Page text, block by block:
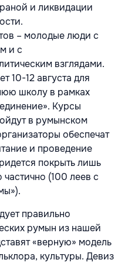
и ликвидации
– молодые люди с
и с
взглядами.
10-12 августа для
школу в рамках
Курсы
в румынском
обеспечат
и проведение
покрыть лишь
(100 леев с
правильно
румын из нашей
«верную» модель
культуры. Девиз